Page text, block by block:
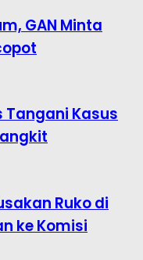
GAN Minta
Tangani Kasus
Ruko di
ke Komisi